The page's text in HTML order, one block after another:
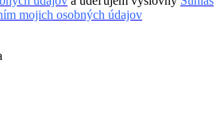
mojich osobných údajov